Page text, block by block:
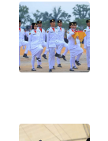
WN
PADANG
LAWAS